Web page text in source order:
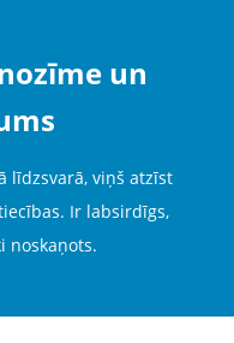
un
līdzsvarā, viņš atzīst
Ir labsirdīgs,
noskaņots.